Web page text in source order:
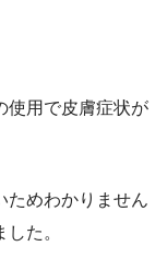
使用で皮膚症状が
ためわかりません
た。